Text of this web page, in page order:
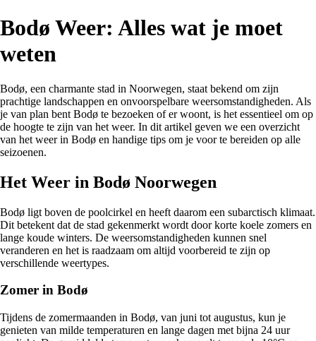
Bodø Weer: Alles wat je moet
weten
Bodø, een charmante stad in Noorwegen, staat bekend om zijn
prachtige landschappen en onvoorspelbare weersomstandigheden. Als
je van plan bent Bodø te bezoeken of er woont, is het essentieel om op
de hoogte te zijn van het weer. In dit artikel geven we een overzicht
van het weer in Bodø en handige tips om je voor te bereiden op alle
seizoenen.
Het Weer in Bodø Noorwegen
Bodø ligt boven de poolcirkel en heeft daarom een subarctisch klimaat.
Dit betekent dat de stad gekenmerkt wordt door korte koele zomers en
lange koude winters. De weersomstandigheden kunnen snel
veranderen en het is raadzaam om altijd voorbereid te zijn op
verschillende weertypes.
Zomer in Bodø
Tijdens de zomermaanden in Bodø, van juni tot augustus, kun je
genieten van milde temperaturen en lange dagen met bijna 24 uur